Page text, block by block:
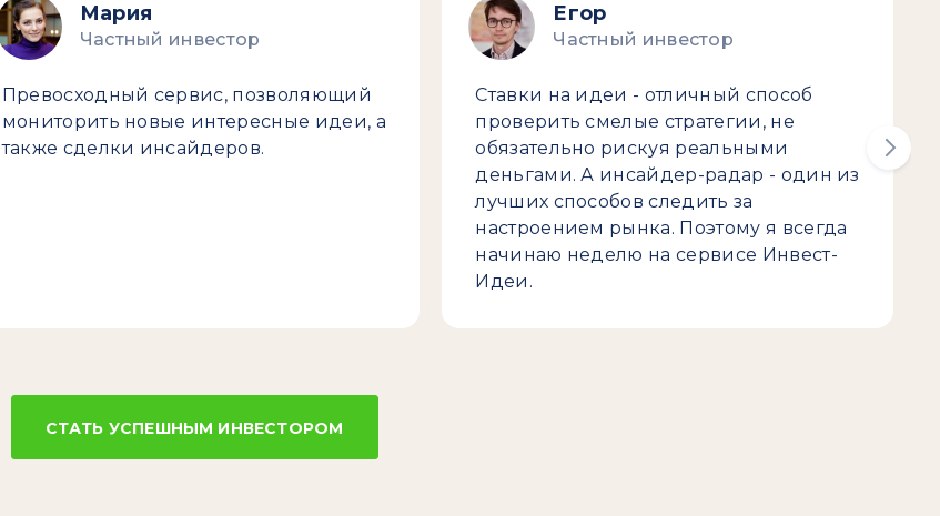
Мария
Частный инвестор
Превосходный сервис, позволяющий
мониторить новые интересные идеи, а
также сделки инсайдеров.
Егор
Частный инвестор
Ставки на идеи - отличный способ
проверить смелые стратегии, не
обязательно рискуя реальными
деньгами. А инсайдер-радар - один из
лучших способов следить за
настроением рынка. Поэтому я всегда
начинаю неделю на сервисе Инвест-
Идеи.
СТАТЬ УСПЕШНЫМ ИНВЕСТОРОМ